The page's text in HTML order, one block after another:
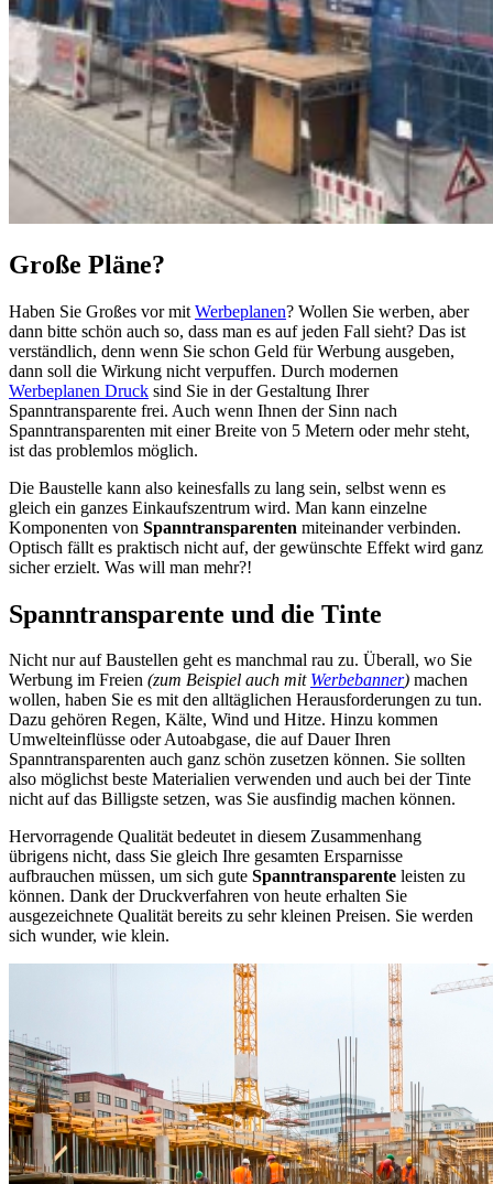
Große Pläne?
Haben Sie Großes vor mit Werbeplanen? Wollen Sie werben, aber
dann bitte schön auch so, dass man es auf jeden Fall sieht? Das ist
verständlich, denn wenn Sie schon Geld für Werbung ausgeben,
dann soll die Wirkung nicht verpuffen. Durch modernen
Werbeplanen Druck sind Sie in der Gestaltung Ihrer
Spanntransparente frei. Auch wenn Ihnen der Sinn nach
Spanntransparenten mit einer Breite von 5 Metern oder mehr steht,
ist das problemlos möglich.
Die Baustelle kann also keinesfalls zu lang sein, selbst wenn es
gleich ein ganzes Einkaufszentrum wird. Man kann einzelne
Komponenten von Spanntransparenten miteinander verbinden.
Optisch fällt es praktisch nicht auf, der gewünschte Effekt wird ganz
sicher erzielt. Was will man mehr?!
Spanntransparente und die Tinte
Nicht nur auf Baustellen geht es manchmal rau zu. Überall, wo Sie
Werbung im Freien (zum Beispiel auch mit Werbebanner) machen
wollen, haben Sie es mit den alltäglichen Herausforderungen zu tun.
Dazu gehören Regen, Kälte, Wind und Hitze. Hinzu kommen
Umwelteinflüsse oder Autoabgase, die auf Dauer Ihren
Spanntransparenten auch ganz schön zusetzen können. Sie sollten
also möglichst beste Materialien verwenden und auch bei der Tinte
nicht auf das Billigste setzen, was Sie ausfindig machen können.
Hervorragende Qualität bedeutet in diesem Zusammenhang
übrigens nicht, dass Sie gleich Ihre gesamten Ersparnisse
aufbrauchen müssen, um sich gute Spanntransparente leisten zu
können. Dank der Druckverfahren von heute erhalten Sie
ausgezeichnete Qualität bereits zu sehr kleinen Preisen. Sie werden
sich wunder, wie klein.